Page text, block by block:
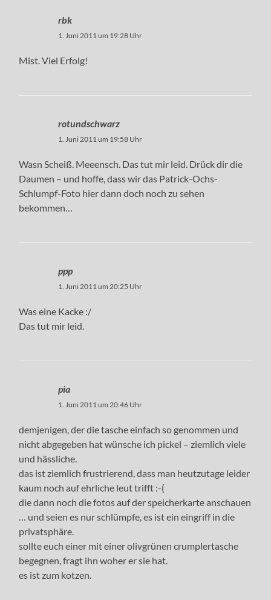
rbk
1. Juni 2011 um 19:28 Uhr
Mist. Viel Erfolg!
rotundschwarz
1. Juni 2011 um 19:58 Uhr
Wasn Scheiß. Meeensch. Das tut mir leid. Drück dir die
Daumen – und hoffe, dass wir das Patrick-Ochs-
Schlumpf-Foto hier dann doch noch zu sehen
bekommen…
ppp
1. Juni 2011 um 20:25 Uhr
Was eine Kacke :/
Das tut mir leid.
pia
1. Juni 2011 um 20:46 Uhr
demjenigen, der die tasche einfach so genommen und
nicht abgegeben hat wünsche ich pickel – ziemlich viele
und hässliche.
das ist ziemlich frustrierend, dass man heutzutage leider
kaum noch auf ehrliche leut trifft :-(
die dann noch die fotos auf der speicherkarte anschauen
… und seien es nur schlümpfe, es ist ein eingriff in die
privatsphäre.
sollte euch einer mit einer olivgrünen crumplertasche
begegnen, fragt ihn woher er sie hat.
es ist zum kotzen.